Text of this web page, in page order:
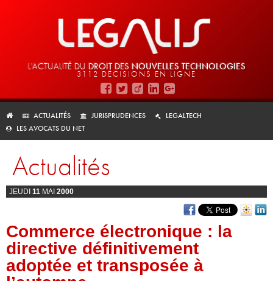
L'ACTUALITÉ DU DROIT DES NOUVELLES TECHNOLOGIES
3112 DÉCISIONS EN LIGNE
ACTUALITÉS JURISPRUDENCES
LEGALTECH
LES AVOCATS DU NET
Actualités
JEUDI 11 MAI 2000
Commerce électronique : la
directive définitivement
adoptée et transposée à